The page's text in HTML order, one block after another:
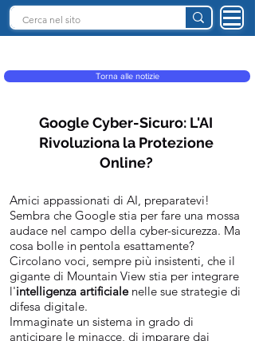
Torna alle notizie
Google Cyber-Sicuro: L'AI
Rivoluziona la Protezione
Online?
Amici appassionati di AI, preparatevi!
Sembra che Google stia per fare una mossa
audace nel campo della cyber-sicurezza. Ma
cosa bolle in pentola esattamente?
Circolano voci, sempre più insistenti, che il
gigante di Mountain View stia per integrare
l'intelligenza artificialenelle sue strategie di
difesa digitale.
Immaginate un sistema in grado di
anticipare le minacce, di imparare dai